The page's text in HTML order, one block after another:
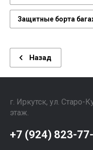
Защитные борта
Назад
г. Иркутск, ул. ​Старо-
этаж. ⠀⠀⠀⠀⠀⠀⠀⠀⠀⠀
+7 (924) 823-